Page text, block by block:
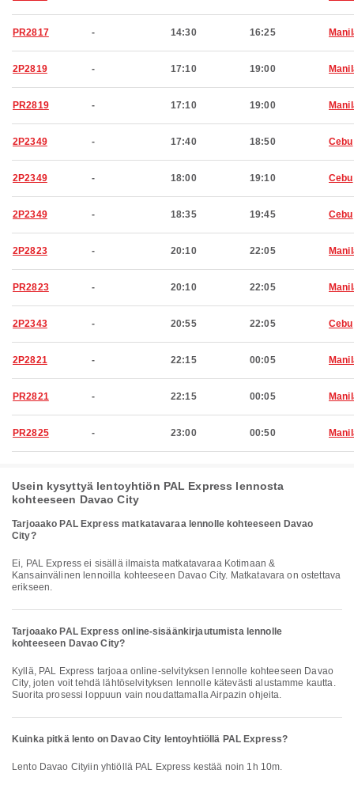
PR2817 - 14:30 16:25
2P2819 - 17:10 19:00
PR2819 - 17:10 19:00
2P2349 - 17:40 18:50 Cebu
2P2349 - 18:00 19:10 Cebu
2P2349 - 18:35 19:45 Cebu
2P2823 - 20:10 22:05
PR2823 - 20:10 22:05
2P2343 - 20:55 22:05 Cebu
2P2821 - 22:15 00:05
PR2821 - 22:15 00:05
PR2825 - 23:00 00:50
Usein kysyttyä lentoyhtiön PAL Express lennosta
kohteeseen Davao City
Tarjoaako PAL Express matkatavaraa lennolle kohteeseen Davao
City?
Ei, PAL Express ei sisällä ilmaista matkatavaraa Kotimaan &
Kansainvälinen lennoilla kohteeseen Davao City. Matkatavara on ostettava
erikseen.
Tarjoaako PAL Express online-sisäänkirjautumista lennolle
kohteeseen Davao City?
Kyllä, PAL Express tarjoaa online-selvityksen lennolle kohteeseen Davao
City, joten voit tehdä lähtöselvityksen lennolle kätevästi alustamme kautta.
Suorita prosessi loppuun vain noudattamalla Airpazin ohjeita.
Kuinka pitkä lento on Davao City lentoyhtiöllä PAL Express?
Lento Davao Cityiin yhtiöllä PAL Express kestää noin 1h 10m.